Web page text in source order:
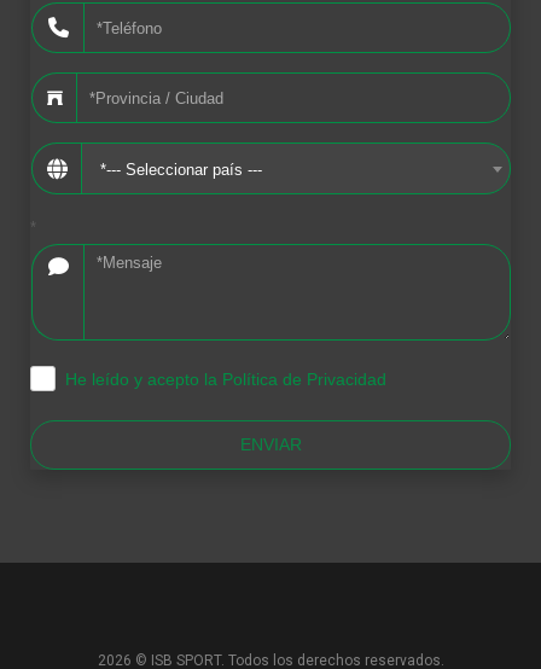
*--- Seleccionar país ---
*
He leído y acepto la Política de Privacidad
ENVIAR
2026 © ISB SPORT. Todos los derechos reservados.